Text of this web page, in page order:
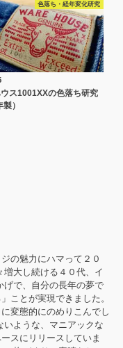
色落ち・経年変化研究
ス1001XXの色落ち研究
）
の魅力にハマって２０
大し続ける４０代、イ
げで、自分の長年の夢で
ことが実現できました。
変態的にのめりこんでし
いような、マニアックな
スにリリースしていま